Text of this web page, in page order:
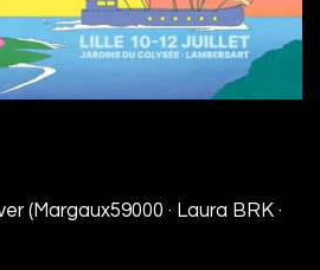
(Margaux59000 · Laura BRK ·